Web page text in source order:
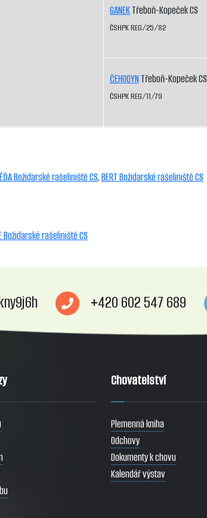
GANEKTřeboň-Kopeček CS
ČSHPK REG/25/82
ČEHOOYNTřeboň-Kopeček CS
ČSHPK REG/11/79
Božidarské rašeliniště CS,BERT Božidarské rašeliniště CS
Božidarské rašeliniště CS
+420 602 547 689
Chovatelství
Plemenná kniha
Odchovy
Dokumenty k chovu
Kalendář výstav